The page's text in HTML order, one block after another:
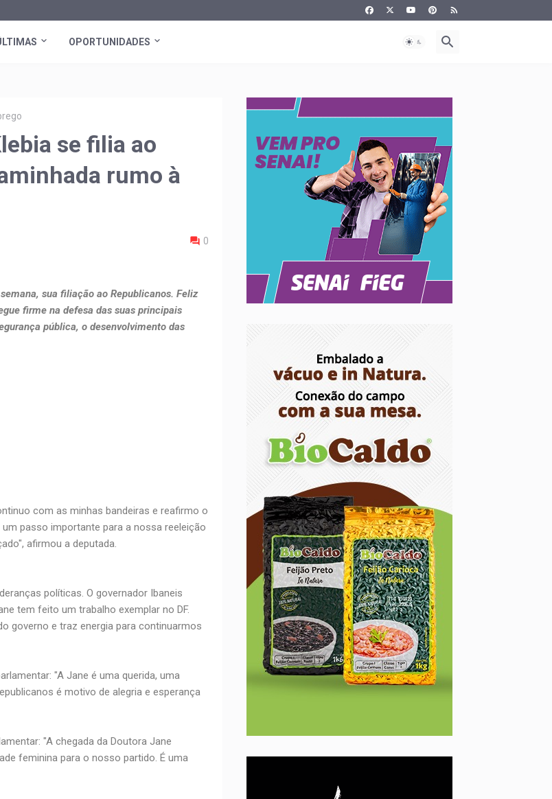
OPORTUNIDADES
se filia ao
rumo à
0
sua filiação ao Republicanos. Feliz
firme na defesa das suas principais
pública, o desenvolvimento das
com as minhas bandeiras e reafirmo o
passo importante para a nossa reeleição
afirmou a deputada.
políticas. O governador Ibaneis
tem feito um trabalho exemplar no DF.
governo e traz energia para continuarmos
"A Jane é uma querida, uma
é motivo de alegria e esperança
"A chegada da Doutora Jane
feminina para o nosso partido. É uma